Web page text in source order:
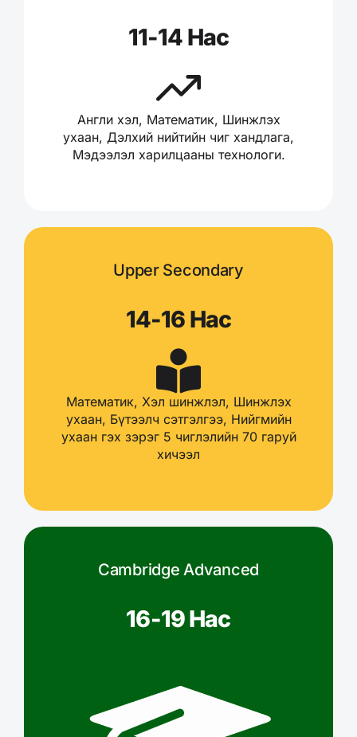
11-14 Нас
Англи хэл, Математик, Шинжлэх
ухаан, Дэлхий нийтийн чиг хандлага,
Мэдээлэл харилцааны технологи.
Upper Secondary
14-16 Нас
Математик, Хэл шинжлэл, Шинжлэх
ухаан, Бүтээлч сэтгэлгээ, Нийгмийн
ухаан гэх зэрэг 5 чиглэлийн 70 гаруй
хичээл
Cambridge Advanced
16-19 Нас